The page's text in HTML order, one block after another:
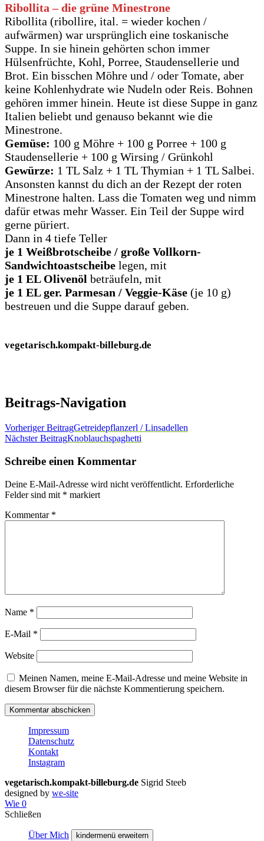
Ribollita – die grüne Minestrone
Ribollita (ribollire, ital. = wieder kochen /
aufwärmen) war ursprünglich eine toskanische
Suppe. In sie hinein gehörten schon immer
Hülsenfrüchte, Kohl, Porree, Staudensellerie und
Brot. Ein bisschen Möhre und / oder Tomate, aber
keine Kohlenhydrate wie Nudeln oder Reis. Bohnen
gehören immer hinein. Heute ist diese Suppe in ganz
Italien beliebt und genauso bekannt wie die
Minestrone.
Gemüse: 100 g Möhre + 100 g Porree + 100 g
Staudensellerie + 100 g Wirsing / Grünkohl
Gewürze: 1 TL Salz + 1 TL Thymian + 1 TL Salbei.
Ansonsten kannst du dich an der Rezept der roten
Minestrone halten. Lass die Tomaten weg und nimm
dafür etwas mehr Wasser. Ein Teil der Suppe wird
gerne püriert.
Dann in 4 tiefe Teller
je 1 Weißbrotscheibe / große Vollkorn-
Sandwichtoastscheibe legen, mit
je 1 EL Olivenöl beträufeln, mit
je 1 EL ger. Parmesan / Veggie-Käse (je 10 g)
bestreuen und die Suppe darauf geben.
vegetarisch.kompakt-billeburg.de
Beitrags-Navigation
Vorheriger BeitragGetreidepflanzerl / Linsadellen
Nächster BeitragKnoblauchspaghetti
Schreibe einen Kommentar
Deine E-Mail-Adresse wird nicht veröffentlicht. Erforderliche
Felder sind mit * markiert
Kommentar *
Name *
E-Mail *
Website
Meinen Namen, meine E-Mail-Adresse und meine Website in
diesem Browser für die nächste Kommentierung speichern.
Impressum
Datenschutz
Kontakt
Instagram
vegetarisch.kompakt-billeburg.de Sigrid Steeb
designed by we-site
Wie 0
Schließen
Über Mich kindermenü erweitern